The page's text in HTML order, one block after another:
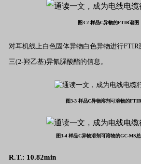
图3-2 样品C异物的FTIR谱图
对耳机线上白色固体异物白色异物进行FTIR
三(2-羟乙基)异氰脲酸酯的信息。
图3-3 样品C异物溶剂可溶物的
图3-4 样品C异物溶剂可溶物的GC-MS
R.T.: 10.82min